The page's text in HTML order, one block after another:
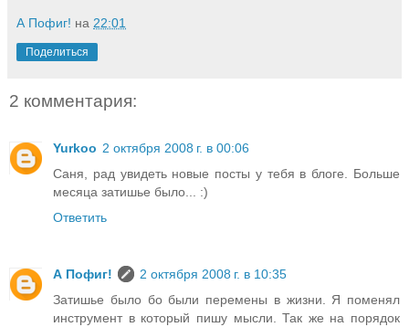
А Пофиг! на 22:01
Поделиться
2 комментария:
Yurkoo 2 октября 2008 г. в 00:06
Саня, рад увидеть новые посты у тебя в блоге. Больше
месяца затишье было... :)
Ответить
А Пофиг!
2 октября 2008 г. в 10:35
Затишье было бо были перемены в жизни. Я поменял
инструмент в который пишу мысли. Так же на порядок